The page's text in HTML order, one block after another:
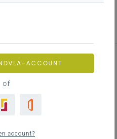
in de zithoek
ACCOUNT
of
account?